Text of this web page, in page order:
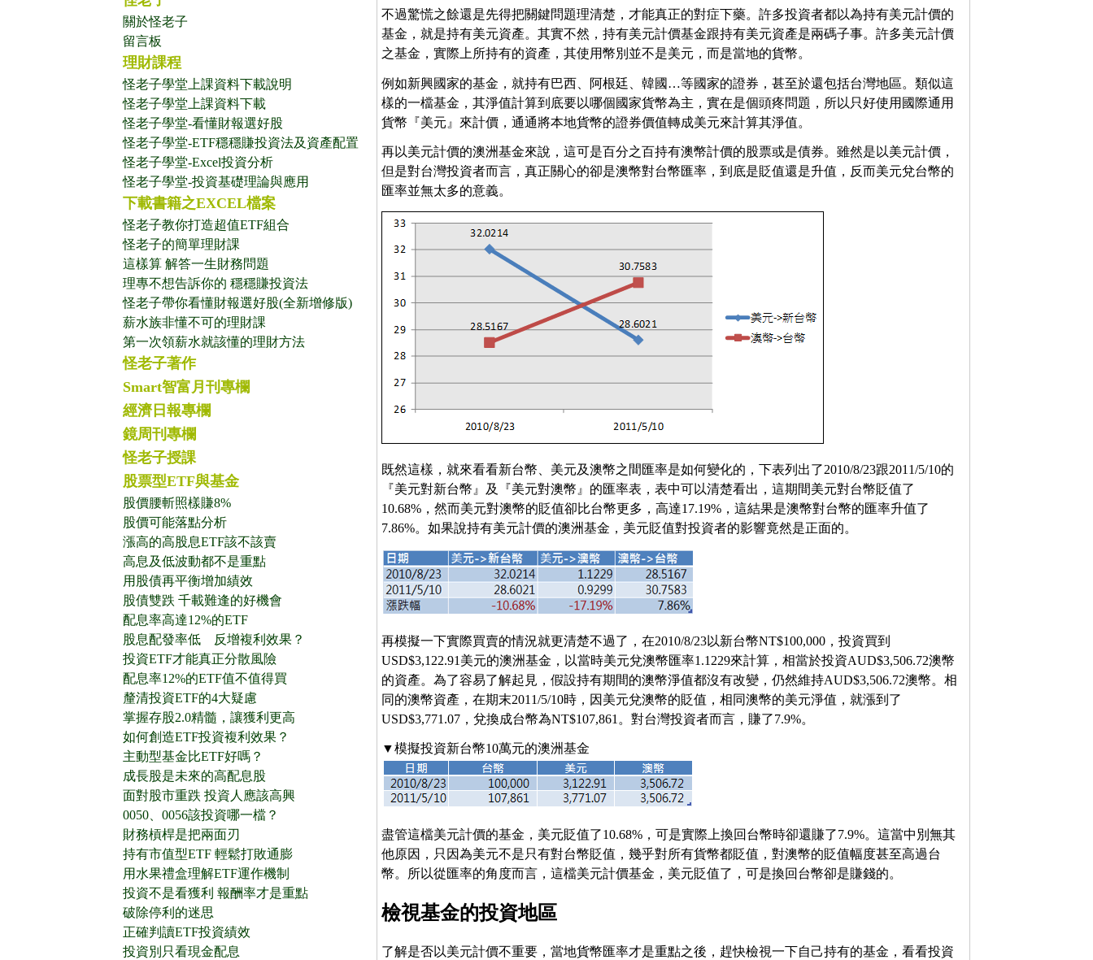
關於怪老子
留言板
理財課程
怪老子學堂上課資料下載說明
怪老子學堂上課資料下載
怪老子學堂-看懂財報選好股
怪老子學堂-ETF穩穩賺投資法及資產配置
怪老子學堂-Excel投資分析
怪老子學堂-投資基礎理論與應用
下載書籍之EXCEL檔案
怪老子教你打造超值ETF組合
怪老子的簡單理財課
這樣算 解答一生財務問題
理專不想告訴你的 穩穩賺投資法
怪老子帶你看懂財報選好股(全新增修版)
薪水族非懂不可的理財課
第一次領薪水就該懂的理財方法
怪老子著作
Smart智富月刊專欄
經濟日報專欄
鏡周刊專欄
怪老子授課
股票型ETF與基金
股價腰斬照樣賺8%
股價可能落點分析
漲高的高股息ETF該不該賣
高息及低波動都不是重點
用股債再平衡增加績效
股債雙跌 千載難逢的好機會
配息率高達12%的ETF
股息配發率低 反增複利效果？
投資ETF才能真正分散風險
配息率12%的ETF值不值得買
釐清投資ETF的4大疑慮
掌握存股2.0精髓，讓獲利更高
如何創造ETF投資複利效果？
主動型基金比ETF好嗎？
成長股是未來的高配息股
面對股市重跌 投資人應該高興
0050、0056該投資哪一檔？
財務槓桿是把兩面刃
持有市值型ETF 輕鬆打敗通膨
用水果禮盒理解ETF運作機制
投資不是看獲利 報酬率才是重點
破除停利的迷思
正確判讀ETF投資績效
投資別只看現金配息
不過驚慌之餘還是先得把關鍵問題理清楚，才能真正的對症下藥。許多投資者都以為持有美元計價的
基金，就是持有美元資產。其實不然，持有美元計價基金跟持有美元資產是兩碼子事。許多美元計價
之基金，實際上所持有的資產，其使用幣別並不是美元，而是當地的貨幣。
例如新興國家的基金，就持有巴西、阿根廷、韓國…等國家的證券，甚至於還包括台灣地區。類似這
樣的一檔基金，其淨值計算到底要以哪個國家貨幣為主，實在是個頭疼問題，所以只好使用國際通用
貨幣『美元』來計價，通通將本地貨幣的證券價值轉成美元來計算其淨值。
再以美元計價的澳洲基金來說，這可是百分之百持有澳幣計價的股票或是債券。雖然是以美元計價，
但是對台灣投資者而言，真正關心的卻是澳幣對台幣匯率，到底是貶值還是升值，反而美元兌台幣的
匯率並無太多的意義。
既然這樣，就來看看新台幣、美元及澳幣之間匯率是如何變化的，下表列出了2010/8/23跟2011/5/10的
『美元對新台幣』及『美元對澳幣』的匯率表，表中可以清楚看出，這期間美元對台幣貶值了
10.68%，然而美元對澳幣的貶值卻比台幣更多，高達17.19%，這結果是澳幣對台幣的匯率升值了
7.86%。如果說持有美元計價的澳洲基金，美元貶值對投資者的影響竟然是正面的。
再模擬一下實際買賣的情況就更清楚不過了，在2010/8/23以新台幣NT$100,000，投資買到
USD$3,122.91美元的澳洲基金，以當時美元兌澳幣匯率1.1229來計算，相當於投資AUD$3,506.72澳幣
的資產。為了容易了解起見，假設持有期間的澳幣淨值都沒有改變，仍然維持AUD$3,506.72澳幣。相
同的澳幣資產，在期末2011/5/10時，因美元兌澳幣的貶值，相同澳幣的美元淨值，就漲到了
USD$3,771.07，兌換成台幣為NT$107,861。對台灣投資者而言，賺了7.9%。
▼模擬投資新台幣10萬元的澳洲基金
盡管這檔美元計價的基金，美元貶值了10.68%，可是實際上換回台幣時卻還賺了7.9%。這當中別無其
他原因，只因為美元不是只有對台幣貶值，幾乎對所有貨幣都貶值，對澳幣的貶值幅度甚至高過台
幣。所以從匯率的角度而言，這檔美元計價基金，美元貶值了，可是換回台幣卻是賺錢的。
檢視基金的投資地區
了解是否以美元計價不重要，當地貨幣匯率才是重點之後，趕快檢視一下自己持有的基金，看看投資